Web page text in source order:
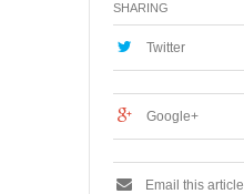
SHARING
Twitter
Google+
Email this article